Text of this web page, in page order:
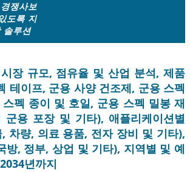
쟁사보
도록 지
솔루션
장 규모, 점유율 및 산업 분석, 제품
테이프, 군용 사양 건조제, 군용 스펙
펙 종이 및 호일, 군용 스펙 밀봉 재
군용 포장 및 기타), 애플리케이션별
차량, 의료 용품, 전자 장비 및 기타),
방, 정부, 상업 및 기타), 지역별 및 예
년까지